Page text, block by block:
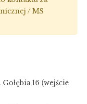
/ MS
16 (wejście